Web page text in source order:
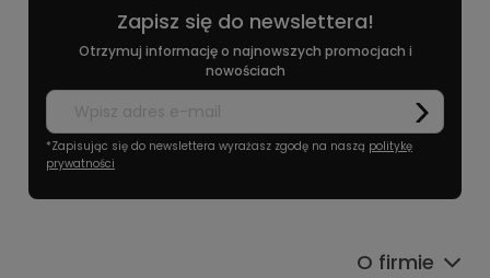
Zapisz się do newslettera!
Otrzymuj informację o najnowszych promocjach i
nowościach
*Zapisując się do newslettera wyrażasz zgodę na naszą politykę
prywatności
O firmie